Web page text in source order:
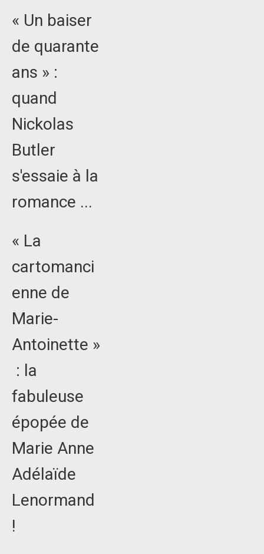
« Un baiser
de quarante
ans » :
quand
Nickolas
Butler
s'essaie à la
romance ...
« La
cartomanci
enne de
Marie-
Antoinette »
: la
fabuleuse
épopée de
Marie Anne
Adélaïde
Lenormand
!